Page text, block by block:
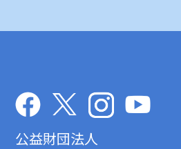
公益財団法人